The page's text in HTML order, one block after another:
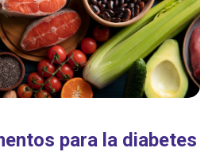
para la diabetes